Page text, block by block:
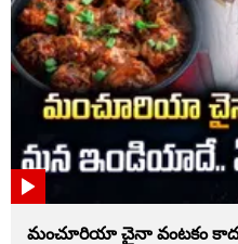
మంచూరియా చైనా వంటకం